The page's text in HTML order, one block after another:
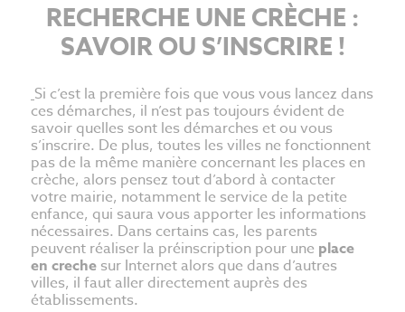
RECHERCHE UNE CRÈCHE :
SAVOIR OU S’INSCRIRE !
Si c’est la première fois que vous vous lancez dans
ces démarches, il n’est pas toujours évident de
savoir quelles sont les démarches et ou vous
s’inscrire. De plus, toutes les villes ne fonctionnent
pas de la même manière concernant les places en
crèche, alors pensez tout d’abord à contacter
votre mairie, notamment le service de la petite
enfance, qui saura vous apporter les informations
nécessaires. Dans certains cas, les parents
peuvent réaliser la préinscription pour une place
en creche sur Internet alors que dans d’autres
villes, il faut aller directement auprès des
établissements.